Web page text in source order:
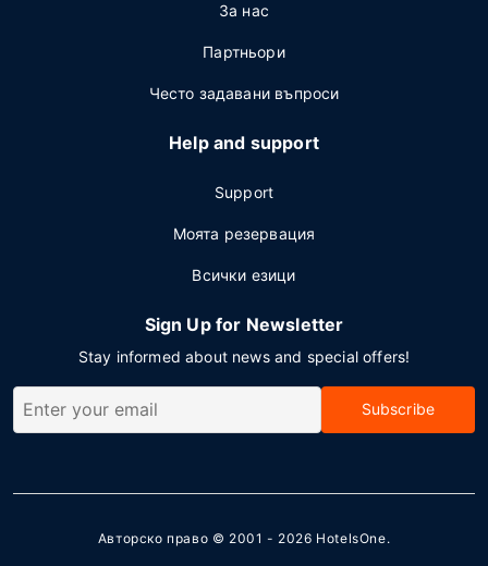
За нас
Партньори
Често задавани въпроси
Help and support
Support
Моята резервация
Всички езици
Sign Up for Newsletter
Stay informed about news and special offers!
Subscribe
Авторско право © 2001 - 2026 HotelsOne.